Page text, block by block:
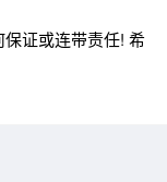
证或连带责任! 希